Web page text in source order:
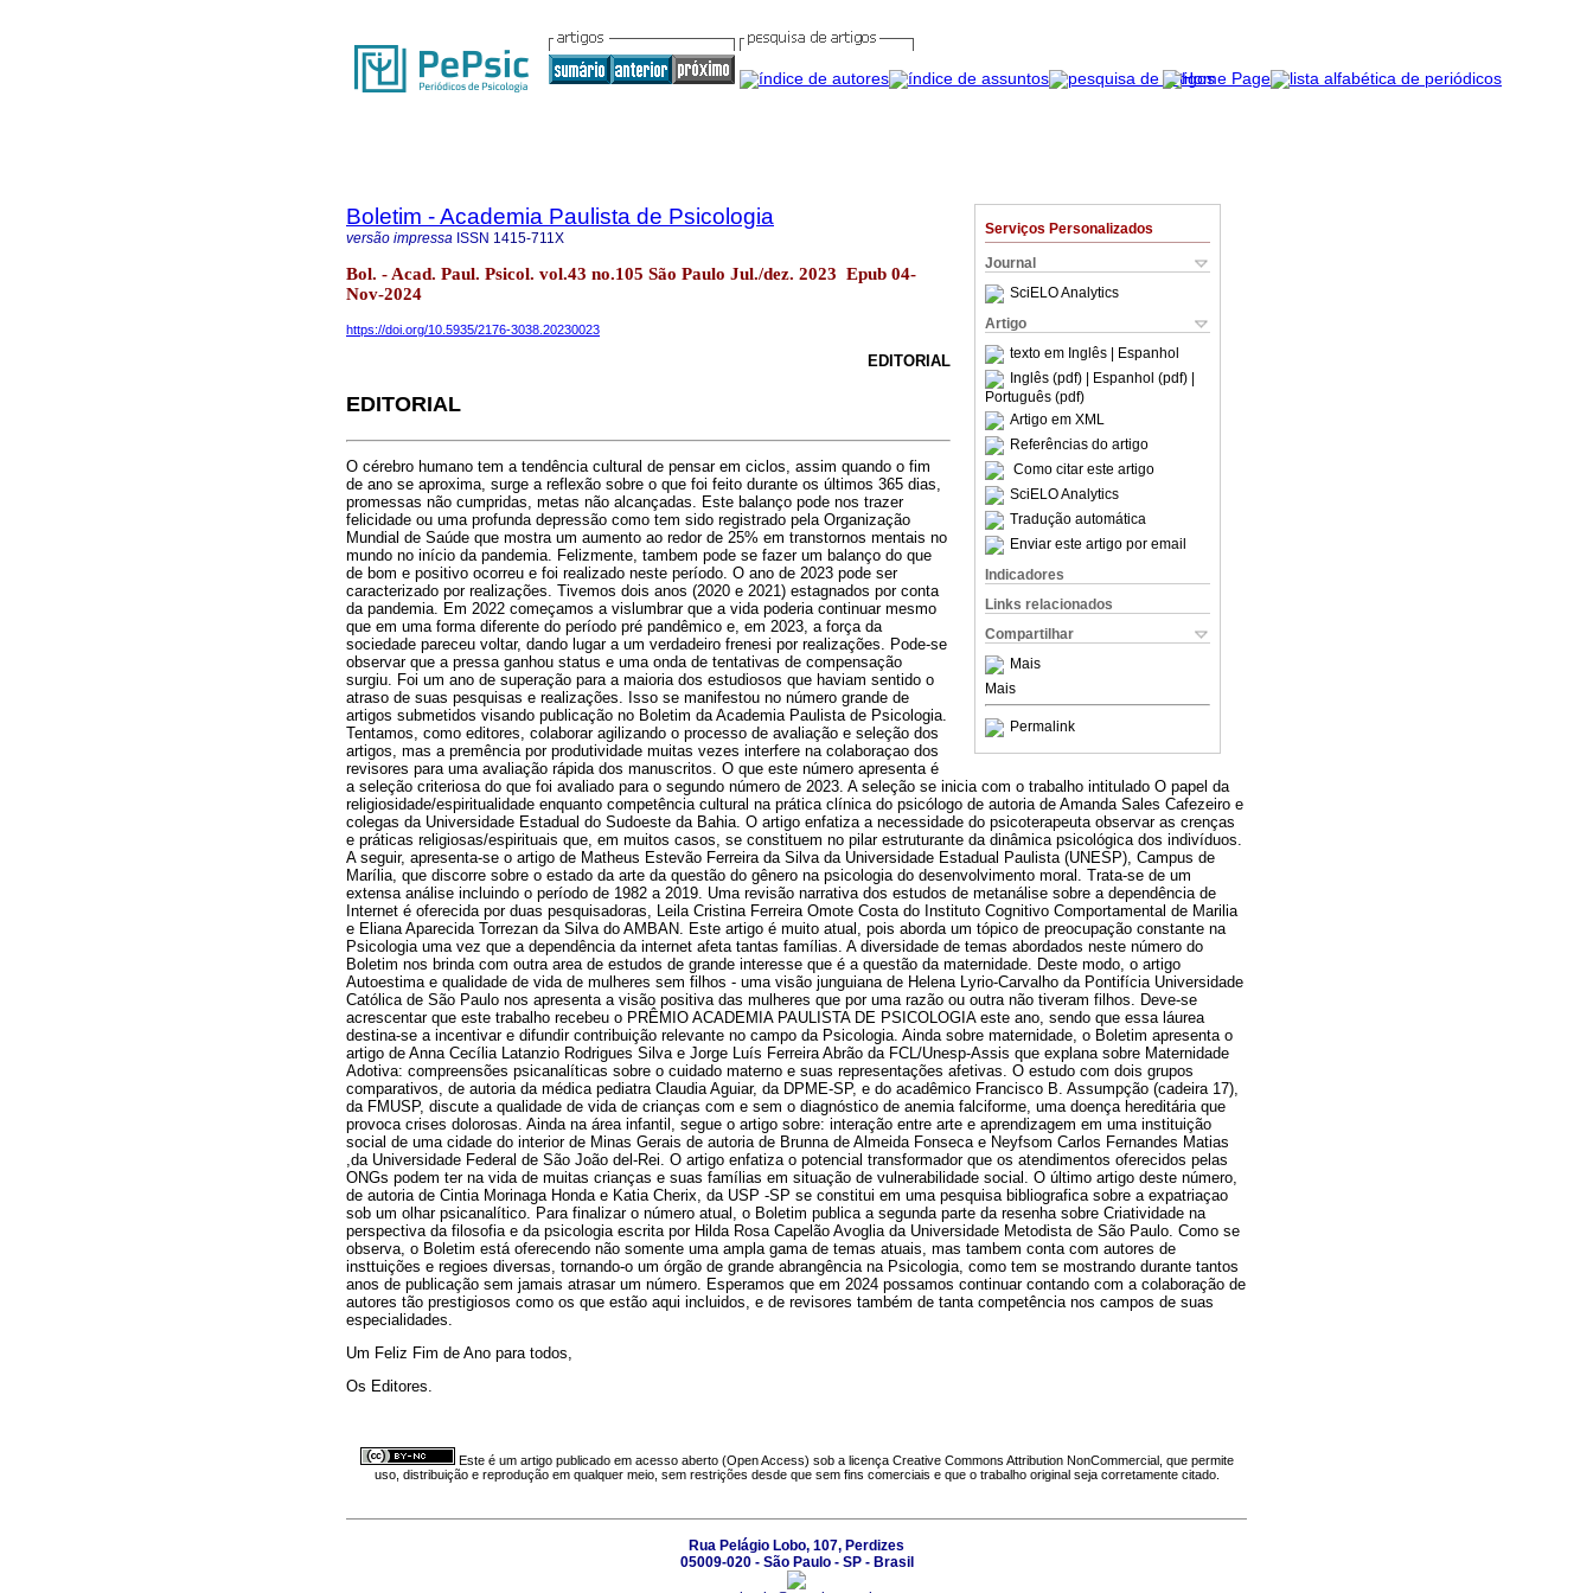
Serviços Personalizados
Journal
SciELO Analytics
Artigo
texto em Inglês | Espanhol
Inglês (pdf)
| Espanhol (pdf)
Português (pdf)
Artigo em XML
Referências do artigo
Como citar este artigo
SciELO Analytics
Tradução automática
Enviar este artigo por email
Indicadores
Links relacionados
Compartilhar
Mais
Mais
Permalink
Boletim - Academia Paulista de Psicologia
versão impressa ISSN 1415-711X
Bol. - Acad. Paul. Psicol. vol.43 no.105 São Paulo Jul./dez. 2023 Epub 04-
Nov-2024
https://doi.org/10.5935/2176-3038.20230023
EDITORIAL
EDITORIAL
O cérebro humano tem a tendência cultural de pensar em ciclos, assim quando o fim
de ano se aproxima, surge a reflexão sobre o que foi feito durante os últimos 365 dias,
promessas não cumpridas, metas não alcançadas. Este balanço pode nos trazer
felicidade ou uma profunda depressão como tem sido registrado pela Organização
Mundial de Saúde que mostra um aumento ao redor de 25% em transtornos mentais no
mundo no início da pandemia. Felizmente, tambem pode se fazer um balanço do que
de bom e positivo ocorreu e foi realizado neste período. O ano de 2023 pode ser
caracterizado por realizações. Tivemos dois anos (2020 e 2021) estagnados por conta
da pandemia. Em 2022 começamos a vislumbrar que a vida poderia continuar mesmo
que em uma forma diferente do período pré pandêmico e, em 2023, a força da
sociedade pareceu voltar, dando lugar a um verdadeiro frenesi por realizações. Pode-se
observar que a pressa ganhou status e uma onda de tentativas de compensação
surgiu. Foi um ano de superação para a maioria dos estudiosos que haviam sentido o
atraso de suas pesquisas e realizações. Isso se manifestou no número grande de
artigos submetidos visando publicação no Boletim da Academia Paulista de Psicologia.
Tentamos, como editores, colaborar agilizando o processo de avaliação e seleção dos
artigos, mas a premência por produtividade muitas vezes interfere na colaboraçao dos
revisores para uma avaliação rápida dos manuscritos. O que este número apresenta é
a seleção criteriosa do que foi avaliado para o segundo número de 2023. A seleção se inicia com o trabalho intitulado O papel da
religiosidade/espiritualidade enquanto competência cultural na prática clínica do psicólogo de autoria de Amanda Sales Cafezeiro e
colegas da Universidade Estadual do Sudoeste da Bahia. O artigo enfatiza a necessidade do psicoterapeuta observar as crenças
e práticas religiosas/espirituais que, em muitos casos, se constituem no pilar estruturante da dinâmica psicológica dos indivíduos.
A seguir, apresenta-se o artigo de Matheus Estevão Ferreira da Silva da Universidade Estadual Paulista (UNESP), Campus de
Marília, que discorre sobre o estado da arte da questão do gênero na psicologia do desenvolvimento moral. Trata-se de um
extensa análise incluindo o período de 1982 a 2019. Uma revisão narrativa dos estudos de metanálise sobre a dependência de
Internet é oferecida por duas pesquisadoras, Leila Cristina Ferreira Omote Costa do Instituto Cognitivo Comportamental de Marilia
e Eliana Aparecida Torrezan da Silva do AMBAN. Este artigo é muito atual, pois aborda um tópico de preocupação constante na
Psicologia uma vez que a dependência da internet afeta tantas famílias. A diversidade de temas abordados neste número do
Boletim nos brinda com outra area de estudos de grande interesse que é a questão da maternidade. Deste modo, o artigo
Autoestima e qualidade de vida de mulheres sem filhos - uma visão junguiana de Helena Lyrio-Carvalho da Pontifícia Universidade
Católica de São Paulo nos apresenta a visão positiva das mulheres que por uma razão ou outra não tiveram filhos. Deve-se
acrescentar que este trabalho recebeu o PRÊMIO ACADEMIA PAULISTA DE PSICOLOGIA este ano, sendo que essa láurea
destina-se a incentivar e difundir contribuição relevante no campo da Psicologia. Ainda sobre maternidade, o Boletim apresenta o
artigo de Anna Cecília Latanzio Rodrigues Silva e Jorge Luís Ferreira Abrão da FCL/Unesp-Assis que explana sobre Maternidade
Adotiva: compreensões psicanalíticas sobre o cuidado materno e suas representações afetivas. O estudo com dois grupos
comparativos, de autoria da médica pediatra Claudia Aguiar, da DPME-SP, e do acadêmico Francisco B. Assumpção (cadeira 17),
da FMUSP, discute a qualidade de vida de crianças com e sem o diagnóstico de anemia falciforme, uma doença hereditária que
provoca crises dolorosas. Ainda na área infantil, segue o artigo sobre: interação entre arte e aprendizagem em uma instituição
social de uma cidade do interior de Minas Gerais de autoria de Brunna de Almeida Fonseca e Neyfsom Carlos Fernandes Matias
,da Universidade Federal de São João del-Rei. O artigo enfatiza o potencial transformador que os atendimentos oferecidos pelas
ONGs podem ter na vida de muitas crianças e suas famílias em situação de vulnerabilidade social. O último artigo deste número,
de autoria de Cintia Morinaga Honda e Katia Cherix, da USP -SP se constitui em uma pesquisa bibliografica sobre a expatriaçao
sob um olhar psicanalítico. Para finalizar o número atual, o Boletim publica a segunda parte da resenha sobre Criatividade na
perspectiva da filosofia e da psicologia escrita por Hilda Rosa Capelão Avoglia da Universidade Metodista de São Paulo. Como se
observa, o Boletim está oferecendo não somente uma ampla gama de temas atuais, mas tambem conta com autores de
insttuições e regioes diversas, tornando-o um órgão de grande abrangência na Psicologia, como tem se mostrando durante tantos
anos de publicação sem jamais atrasar um número. Esperamos que em 2024 possamos continuar contando com a colaboração de
autores tão prestigiosos como os que estão aqui incluidos, e de revisores também de tanta competência nos campos de suas
especialidades.
Um Feliz Fim de Ano para todos,
Os Editores.
Este é um artigo publicado em acesso aberto (Open Access) sob a licença Creative Commons Attribution NonCommercial, que permite
uso, distribuição e reprodução em qualquer meio, sem restrições desde que sem fins comerciais e que o trabalho original seja corretamente citado.
Rua Pelágio Lobo, 107, Perdizes
05009-020 - São Paulo - SP - Brasil